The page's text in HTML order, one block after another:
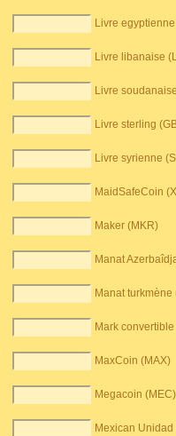
Livre
Livre libanaise
Livre
Livre sterling
Livre syrienne
MaidSafeCoin
Maker (MKR)
Manat
Manat turkmène
Mark
MaxCoin (MAX)
Megacoin (MEC)
Mexican